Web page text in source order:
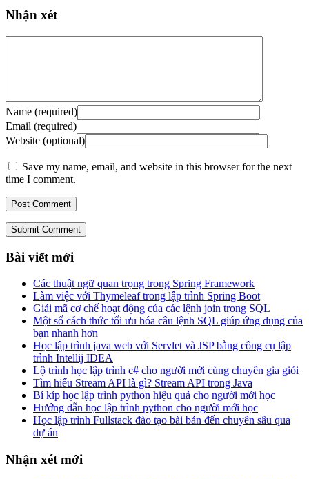
Nhận xét
Name (required)
Email (required)
Website (optional)
Save my name, email, and website in this browser for the next
time I comment.
Submit Comment
Bài viết mới
Các thuật ngữ quan trọng trong Spring Framework
Làm việc với Thymeleaf trong lập trình Spring Boot
Giải mã cơ chế hoạt động của các lệnh join trong SQL
Một số cách thức tối ưu hóa câu lệnh SQL giúp ứng dụng của
bạn nhanh hơn
Học lập trình java web với Servlet và JSP bằng công cụ lập
trình Intellij IDEA
Lộ trình học lập trình c# cho người mới cùng chuyên gia giỏi
Tìm hiểu Stream API là gì? Stream API trong Java
Bí kíp học lập trình python hiệu quả cho người mới học
Hướng dẫn học lập trình python cho người mới học
Học lập trình Fullstack đào tạo bài bản đến chuyên sâu qua
dự án
Nhận xét mới